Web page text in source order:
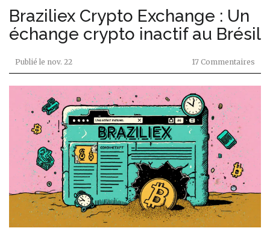
Braziliex Crypto Exchange : Un
échange crypto inactif au Brésil
Publié le nov. 22 17 Commentaires